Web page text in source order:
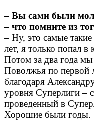
– Вы сами были
– что помните из
– Ну, это самые
лет, я только попал
Потом за два года
Поволжья по первой
благодаря
уровня Суперлиги –
проведенный в
Хорошие были годы.